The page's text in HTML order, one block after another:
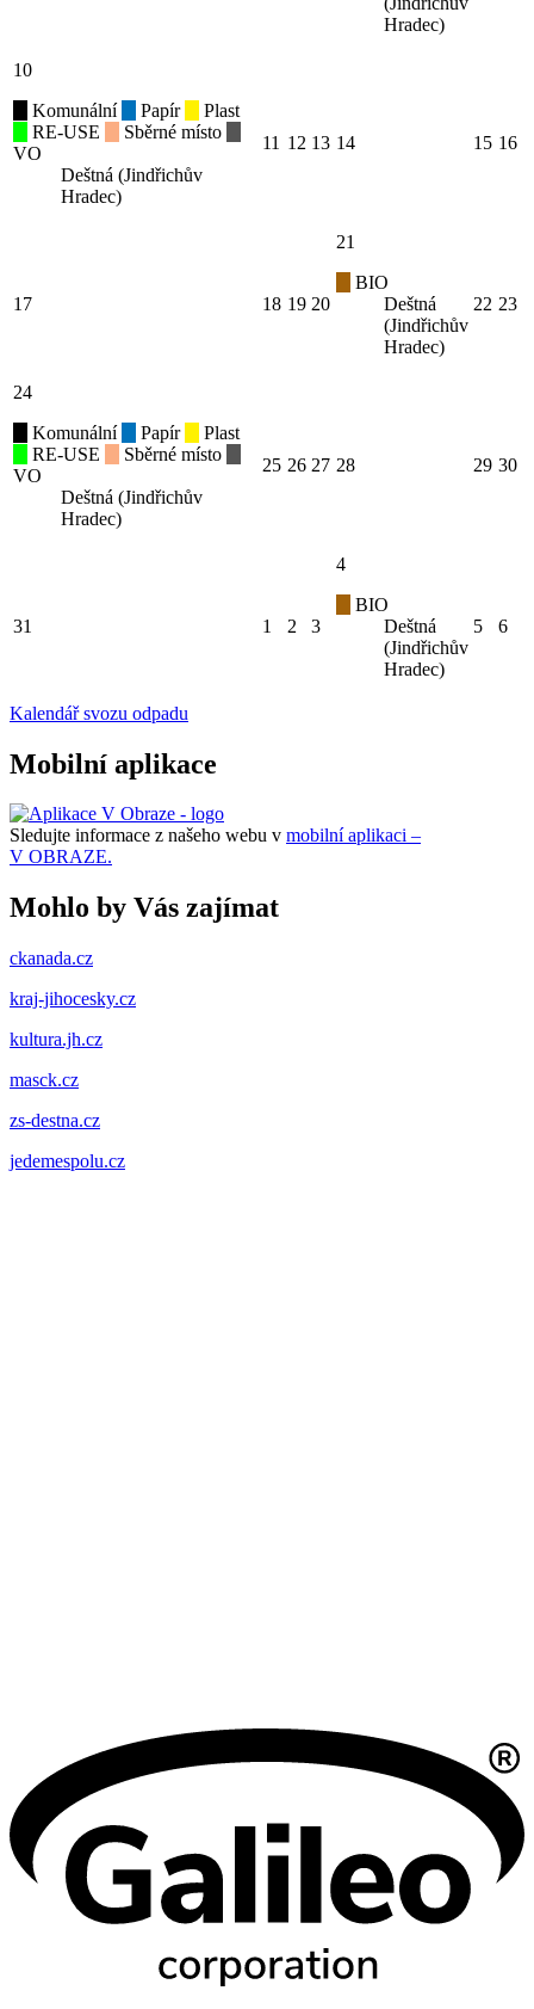
Hradec)
10
Komunální
Papír
Plast
RE-USE
Sběrné místo
VO
Deštná (Jindřichův
Hradec)
11 12 13 14 15 16
17 18 19 20
21
BIO
Deštná
(Jindřichův
Hradec)
22 23
24
Komunální
Papír
Plast
RE-USE
Sběrné místo
VO
Deštná (Jindřichův
Hradec)
25 26 27 28 29 30
31 1 2 3
4
BIO
Deštná
(Jindřichův
Hradec)
5 6
Kalendář svozu odpadu
Mobilní aplikace
Sledujte informace z našeho webu v mobilní aplikaci –
V OBRAZE.
Mohlo by Vás zajímat
ckanada.cz
kraj-jihocesky.cz
kultura.jh.cz
masck.cz
zs-destna.cz
jedemespolu.cz